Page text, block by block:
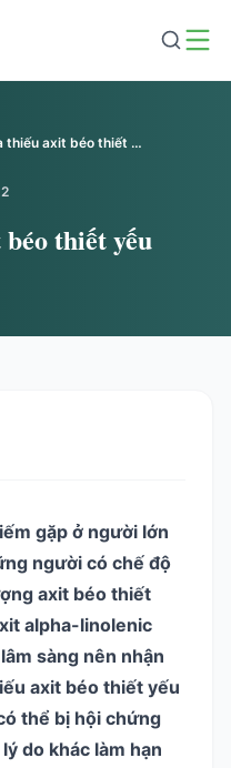
Phòng ngừa thiếu axit béo thiết yếu
thiết yếu
gặp ở người lớn
người có chế độ
axit béo thiết
alpha-linolenic
sàng nên nhận
axit béo thiết yếu
thể bị hội chứng
do khác làm hạn